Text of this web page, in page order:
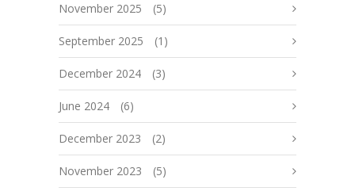
November 2025 (5)
September 2025 (1)
December 2024 (3)
June 2024 (6)
December 2023 (2)
November 2023 (5)